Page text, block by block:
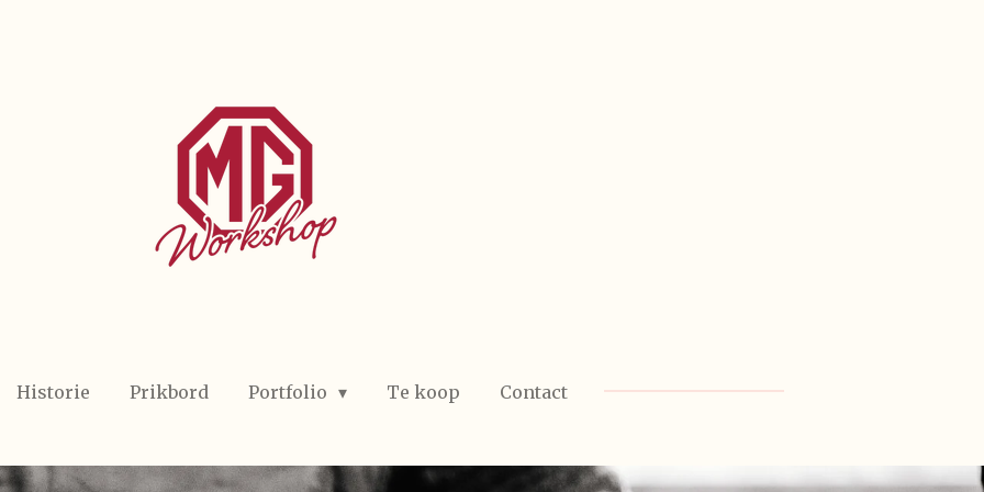
Historie Prikbord Portfolio Te koop Contact